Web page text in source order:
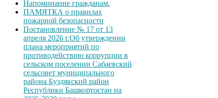
Напоминание гражданам.
ПАМЯТКА о правилах
пожарной безопасности
Постановление № 17 от 13
апреля 2026 г.Об утверждении
плана мероприятий по
противодействию коррупции в
сельском поселении Сабаевский
сельсовет муниципального
района Буздякский район
Республики Башкортостан на